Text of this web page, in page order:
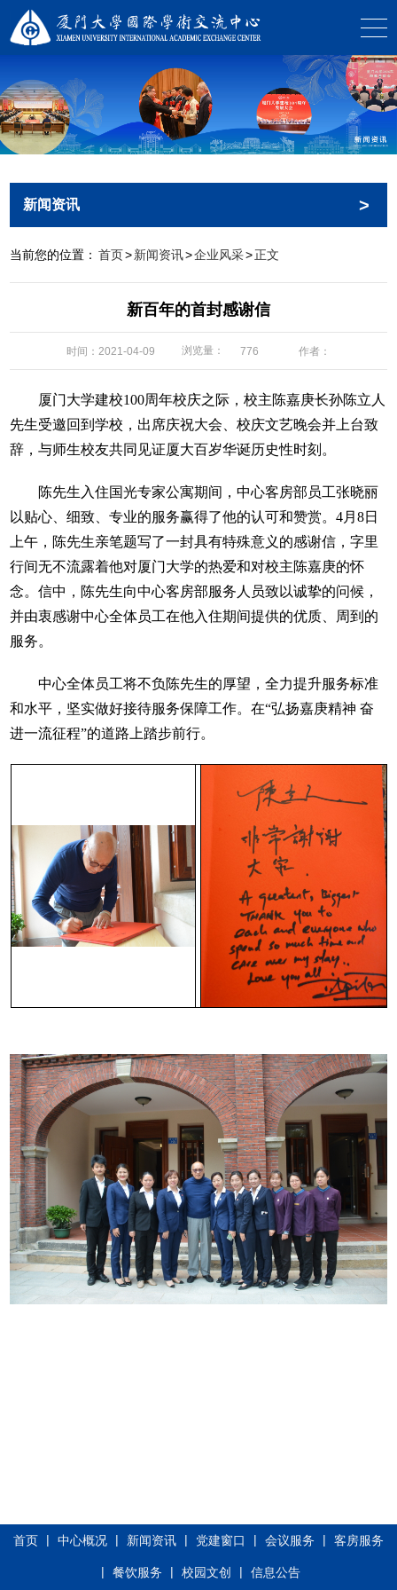
新闻资讯 >
当前您的位置： 首页>新闻资讯>企业风采>正文
新百年的首封感谢信
时间：2021-04-09 浏览量： 776 作者：
厦门大学建校100周年校庆之际，校主陈嘉庚长孙陈立人
先生受邀回到学校，出席庆祝大会、校庆文艺晚会并上台致
辞，与师生校友共同见证厦大百岁华诞历史性时刻。
陈先生入住国光专家公寓期间，中心客房部员工张晓丽
以贴心、细致、专业的服务赢得了他的认可和赞赏。4月8日
上午，陈先生亲笔题写了一封具有特殊意义的感谢信，字里
行间无不流露着他对厦门大学的热爱和对校主陈嘉庚的怀
念。信中，陈先生向中心客房部服务人员致以诚挚的问候，
并由衷感谢中心全体员工在他入住期间提供的优质、周到的
服务。
中心全体员工将不负陈先生的厚望，全力提升服务标准
和水平，坚实做好接待服务保障工作。在“弘扬嘉庚精神 奋
进一流征程”的道路上踏步前行。
首页 | 中心概况 | 新闻资讯 | 党建窗口 | 会议服务 | 客房服务
| 餐饮服务 | 校园文创 | 信息公告